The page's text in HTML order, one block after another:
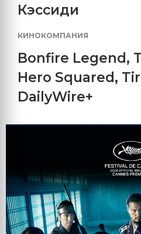
Кэссиди
КИНОКОМПАНИЯ
Bonfire Legend ,
Hero Squared ,
DailyWire+